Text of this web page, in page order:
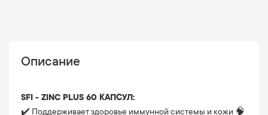
Описание
SFI - ZINC PLUS 60 КАПСУЛ:
✔️ Поддерживает здоровье иммунной системы и кожи 🧠